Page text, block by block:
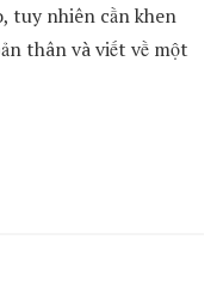
tuy nhiên cần khen
thân và viết về một